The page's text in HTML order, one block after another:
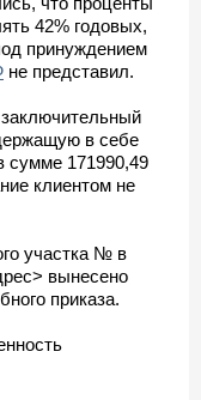
42% годовых,
принуждением
не представил.
в себе
сумме 171990,49
клиентом не
участка № в
вынесено
приказа.